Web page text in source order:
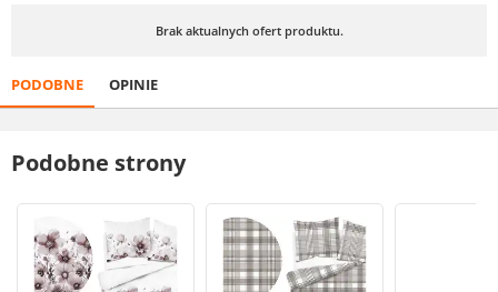
Brak aktualnych ofert produktu.
PODOBNE OPINIE
Podobne strony